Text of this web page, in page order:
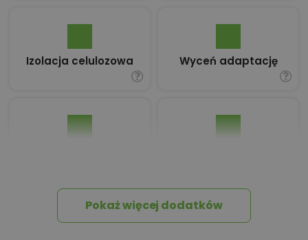
Izolacja celulozowa Wyceń adaptację
Pokaż więcej dodatków